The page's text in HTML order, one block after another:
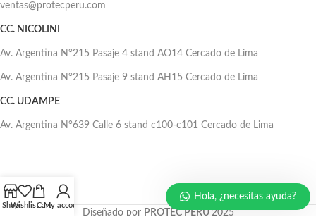
ventas@protecperu.com
CC. NICOLINI
Av. Argentina N°215 Pasaje 4 stand AO14 Cercado de Lima
Av. Argentina N°215 Pasaje 9 stand AH15 Cercado de Lima
CC. UDAMPE
Av. Argentina N°639 Calle 6 stand c100-c101 Cercado de Lima
Diseñado por PROTEC PERÚ2025
ShopWishlistCartMy account
Hola, ¿necesitas ayuda?